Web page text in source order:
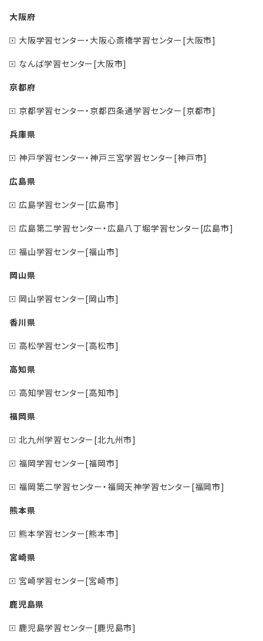
大阪府
大阪学習センター・大阪心斎橋学習センター[大阪市]
なんば学習センター[大阪市]
京都府
京都学習センター・京都四条通学習センター[京都市]
兵庫県
神戸学習センター・神戸三宮学習センター[神戸市]
広島県
広島学習センター[広島市]
広島第二学習センター・広島八丁堀学習センター[広島市]
福山学習センター[福山市]
岡山県
岡山学習センター[岡山市]
香川県
高松学習センター[高松市]
高知県
高知学習センター[高知市]
福岡県
北九州学習センター[北九州市]
福岡学習センター[福岡市]
福岡第二学習センター・福岡天神学習センター[福岡市]
熊本県
熊本学習センター[熊本市]
宮崎県
宮崎学習センター[宮崎市]
鹿児島県
鹿児島学習センター[鹿児島市]